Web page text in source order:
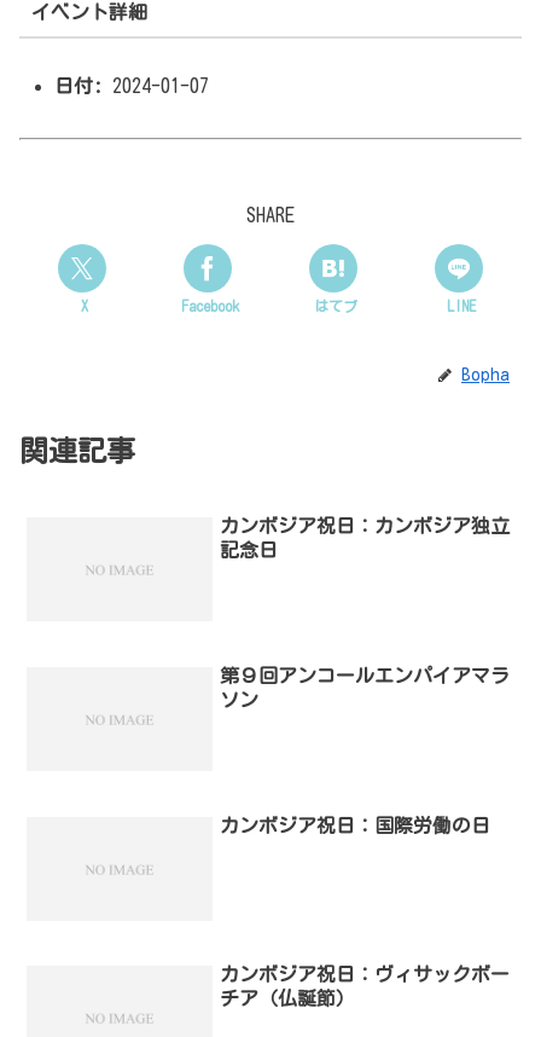
イベント詳細
日付: 2024-01-07
SHARE
X Facebook はてブ LINE
Bopha
関連記事
カンボジア祝日：カンボジア独立
記念日
第９回アンコールエンパイアマラ
ソン
カンボジア祝日：国際労働の日
カンボジア祝日：ヴィサックボー
チア（仏誕節）